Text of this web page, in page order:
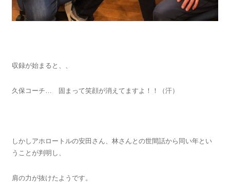
収録が始まると、、
久保コーチ… 固まって笑顔が消えてますよ！！（汗）
しかしアホロートルの安田さん、林さんとの世間話から同い年とい
うことが判明し、
肩の力が抜けたようです。